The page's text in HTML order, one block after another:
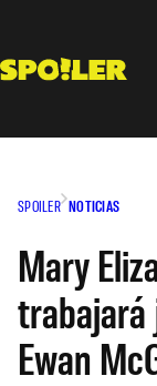
contenido
SPOILER NOTICIAS
Mary
trabajará
Ewan